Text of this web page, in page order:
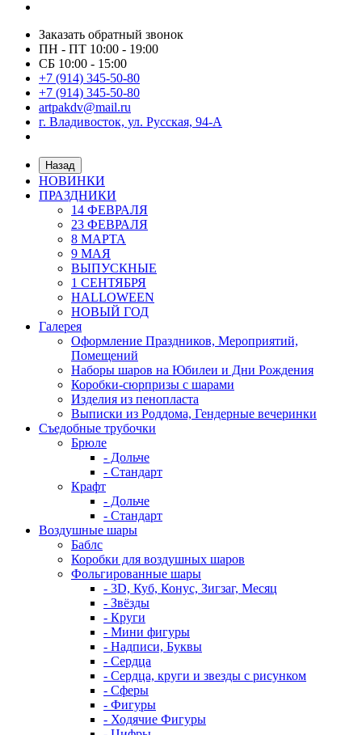
Заказать обратный звонок
ПН - ПТ 10:00 - 19:00
СБ 10:00 - 15:00
+7 (914) 345-50-80
+7 (914) 345-50-80
artpakdv@mail.ru
г. Владивосток, ул. Русская, 94-А
Назад
НОВИНКИ
ПРАЗДНИКИ
14 ФЕВРАЛЯ
23 ФЕВРАЛЯ
8 МАРТА
9 МАЯ
ВЫПУСКНЫЕ
1 СЕНТЯБРЯ
HALLOWEEN
НОВЫЙ ГОД
Галерея
Оформление Праздников, Мероприятий,
Помещений
Наборы шаров на Юбилеи и Дни Рождения
Коробки-сюрпризы с шарами
Изделия из пенопласта
Выписки из Роддома, Гендерные вечеринки
Съедобные трубочки
Брюле
- Дольче
- Стандарт
Крафт
- Дольче
- Стандарт
Воздушные шары
Баблс
Коробки для воздушных шаров
Фольгированные шары
- 3D, Куб, Конус, Зигзаг, Месяц
- Звёзды
- Круги
- Мини фигуры
- Надписи, Буквы
- Сердца
- Сердца, круги и звезды с рисунком
- Сферы
- Фигуры
- Ходячие Фигуры